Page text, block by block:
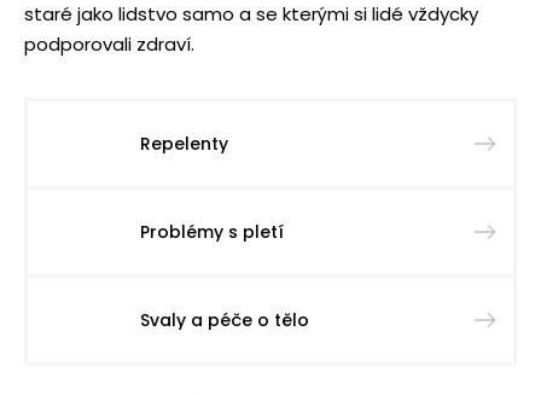
staré jako lidstvo samo a se kterými si lidé vždycky
podporovali zdraví.
Repelenty
Problémy s pletí
Svaly a péče o tělo